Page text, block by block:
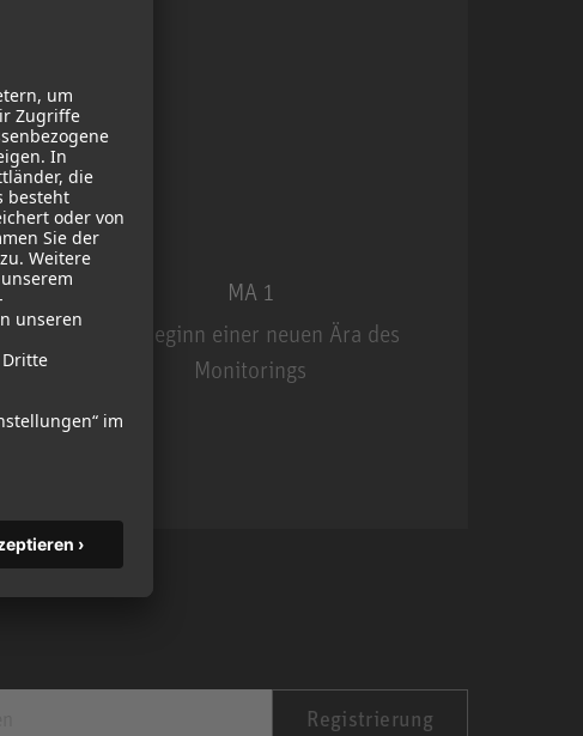
MA 1
Der Beginn einer neuen Ära des
Monitorings
Registrierung